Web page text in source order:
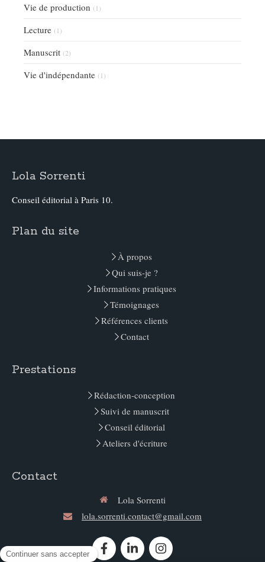
Vie de production (1)
Lecture (1)
Manuscrit (2)
Vie d'indépendante (1)
Lola Sorrenti
Conseil éditorial à Paris 10.
Plan du site
À propos
Qui suis-je ?
Informations pratiques
Témoignages
Références clients
Contact
Prestations
Rédaction-conception
Suivi de manuscrit
Conseil éditorial
Ateliers d'écriture
Contact
Lola Sorrenti
lola.sorrenti.contact@gmail.com